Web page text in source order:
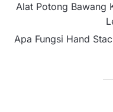
Alat Potong Bawang
Apa Fungsi Hand